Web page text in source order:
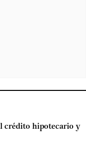
crédito hipotecario y